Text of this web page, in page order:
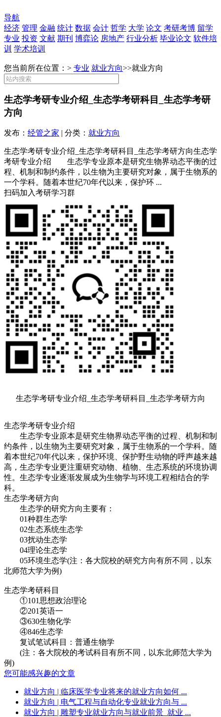
导航
经济 管理 金融 统计 数据 会计 哲学 大学 论文 考研考博 留学
专业 投资 文献 期刊 博弈论 房地产 行业分析 毕业论文 软件培
训 学术培训
您当前所在位置：> 专业 就业方向>>就业方向
生态学考研专业介绍_生态学考研科目_生态学考研
方向
发布： 经管之家 | 分类： 就业方向
生态学考研专业介绍_生态学考研科目_生态学考研方向生态学
考研专业介绍 生态学专业原本是研究生物界动态平衡的过
程、机制和制约条件，以生物为主要研究对象，属于生物系的
一个学科。随着本世纪70年代以来，保护环 ...
扫码加入考研学习群
生态学考研专业介绍_生态学考研科目_生态学考研方向
生态学考研专业介绍
生态学专业原本是研究生物界动态平衡的过程、机制和制
约条件，以生物为主要研究对象，属于生物系的一个学科。随
着本世纪70年代以来，保护环境、保护野生动物的呼声越来越
高，生态学专业更注重研究动物、植物、生态系统的环境协调
性。生态学专业逐渐发展成为生物学与环境工程相结合的学
科。
生态学考研方向
生态学的研究方向主要有：
01种群生态学
02生态系统生态学
03扰动生态学
04理论生态学
05环境生态学(注：各大院校的研究方向有所不同，以东
北师范大学为例)
生态学考研科目
①101思想政治理论
②201英语一
③630生物化学
④846生态学
复试笔试科目：普通生物学
(注：各大院校的考试科目有所不同，以东北师范大学为
例)
您可能感兴趣的文章
就业方向 | 临床医学专业将来的就业方向如何 ...
就业方向 | 电气工程与自动化专业就业方向与 ...
就业方向 | 雕塑专业就业方向与就业前景_就业 ...